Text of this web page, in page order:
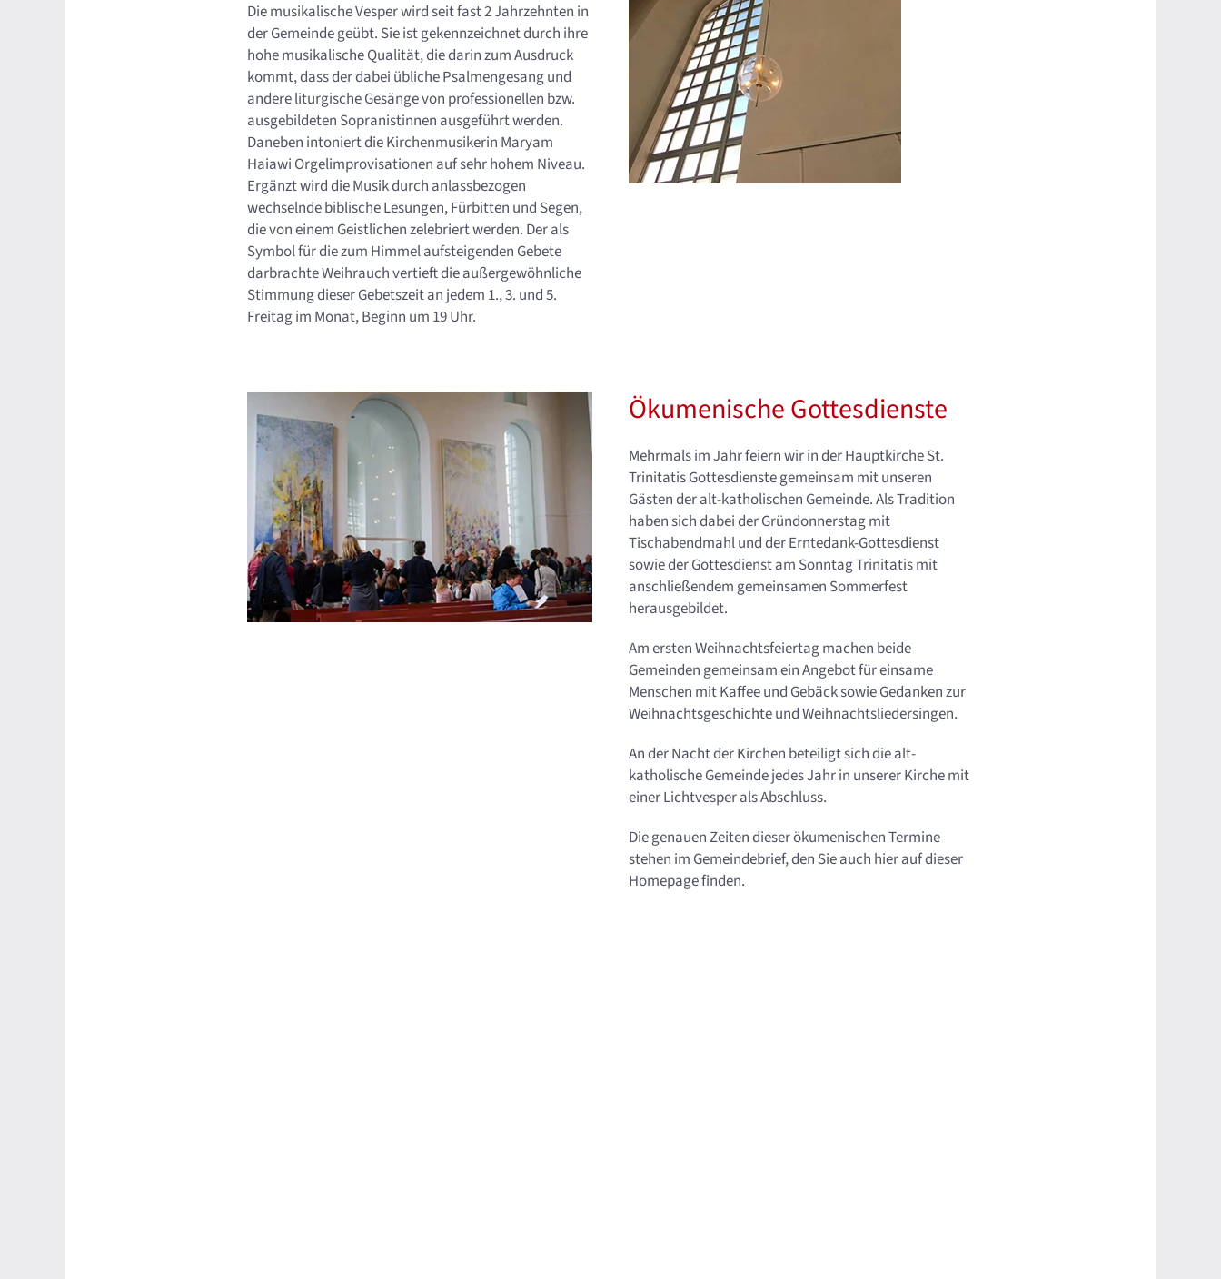
Die musikalische Vesper wird seit fast 2 Jahrzehnten in
der Gemeinde geübt. Sie ist gekennzeichnet durch ihre
hohe musikalische Qualität, die darin zum Ausdruck
kommt, dass der dabei übliche Psalmengesang und
andere liturgische Gesänge von professionellen bzw.
ausgebildeten Sopranistinnen ausgeführt werden.
Daneben intoniert die Kirchenmusikerin Maryam
Haiawi Orgelimprovisationen auf sehr hohem Niveau.
Ergänzt wird die Musik durch anlassbezogen
wechselnde biblische Lesungen, Fürbitten und Segen,
die von einem Geistlichen zelebriert werden. Der als
Symbol für die zum Himmel aufsteigenden Gebete
darbrachte Weihrauch vertieft die außergewöhnliche
Stimmung dieser Gebetszeit an jedem 1., 3. und 5.
Freitag im Monat, Beginn um 19 Uhr.
Ökumenische Gottesdienste
Mehrmals im Jahr feiern wir in der Hauptkirche St.
Trinitatis Gottesdienste gemeinsam mit unseren
Gästen der alt-katholischen Gemeinde. Als Tradition
haben sich dabei der Gründonnerstag mit
Tischabendmahl und der Erntedank-Gottesdienst
sowie der Gottesdienst am Sonntag Trinitatis mit
anschließendem gemeinsamen Sommerfest
herausgebildet.
Am ersten Weihnachtsfeiertag machen beide
Gemeinden gemeinsam ein Angebot für einsame
Menschen mit Kaffee und Gebäck sowie Gedanken zur
Weihnachtsgeschichte und Weihnachtsliedersingen.
An der Nacht der Kirchen beteiligt sich die alt-
katholische Gemeinde jedes Jahr in unserer Kirche mit
einer Lichtvesper als Abschluss.
Die genauen Zeiten dieser ökumenischen Termine
stehen im Gemeindebrief, den Sie auch hier auf dieser
Homepage finden.